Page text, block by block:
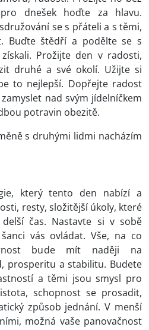
dnešek hoďte za hlavu.
se s přáteli a s těmi,
Buďte štědří a podělte se s
Prožijte den v radosti,
druhé a své okolí. Užijte si
to nejlepší. Dopřejte radost
nad svým jídelníčkem
potravin obezitě.
s druhými lidmi nacházím
který tento den nabízí a
resty, složitější úkoly, které
čas. Nastavte si v sobě
vás ovládat. Vše, na co
bude mít naději na
prosperitu a stabilitu. Budete
a těmi jsou smysl pro
schopnost se prosadit,
způsob jednání. V menší
možná vaše panovačnost